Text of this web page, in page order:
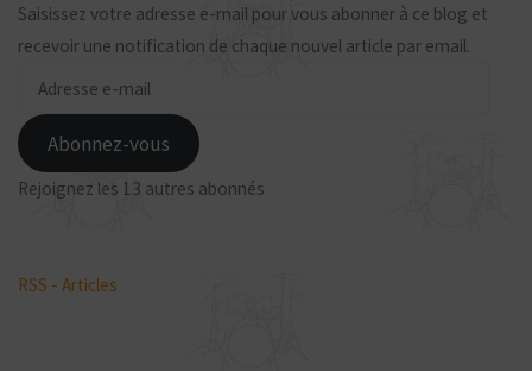
Saisissez votre adresse e-mail pour vous abonner à ce blog et
recevoir une notification de chaque nouvel article par email.
Adresse
mailAbonnez-vous
Rejoignez les 13 autres abonnés
RSS - Articles